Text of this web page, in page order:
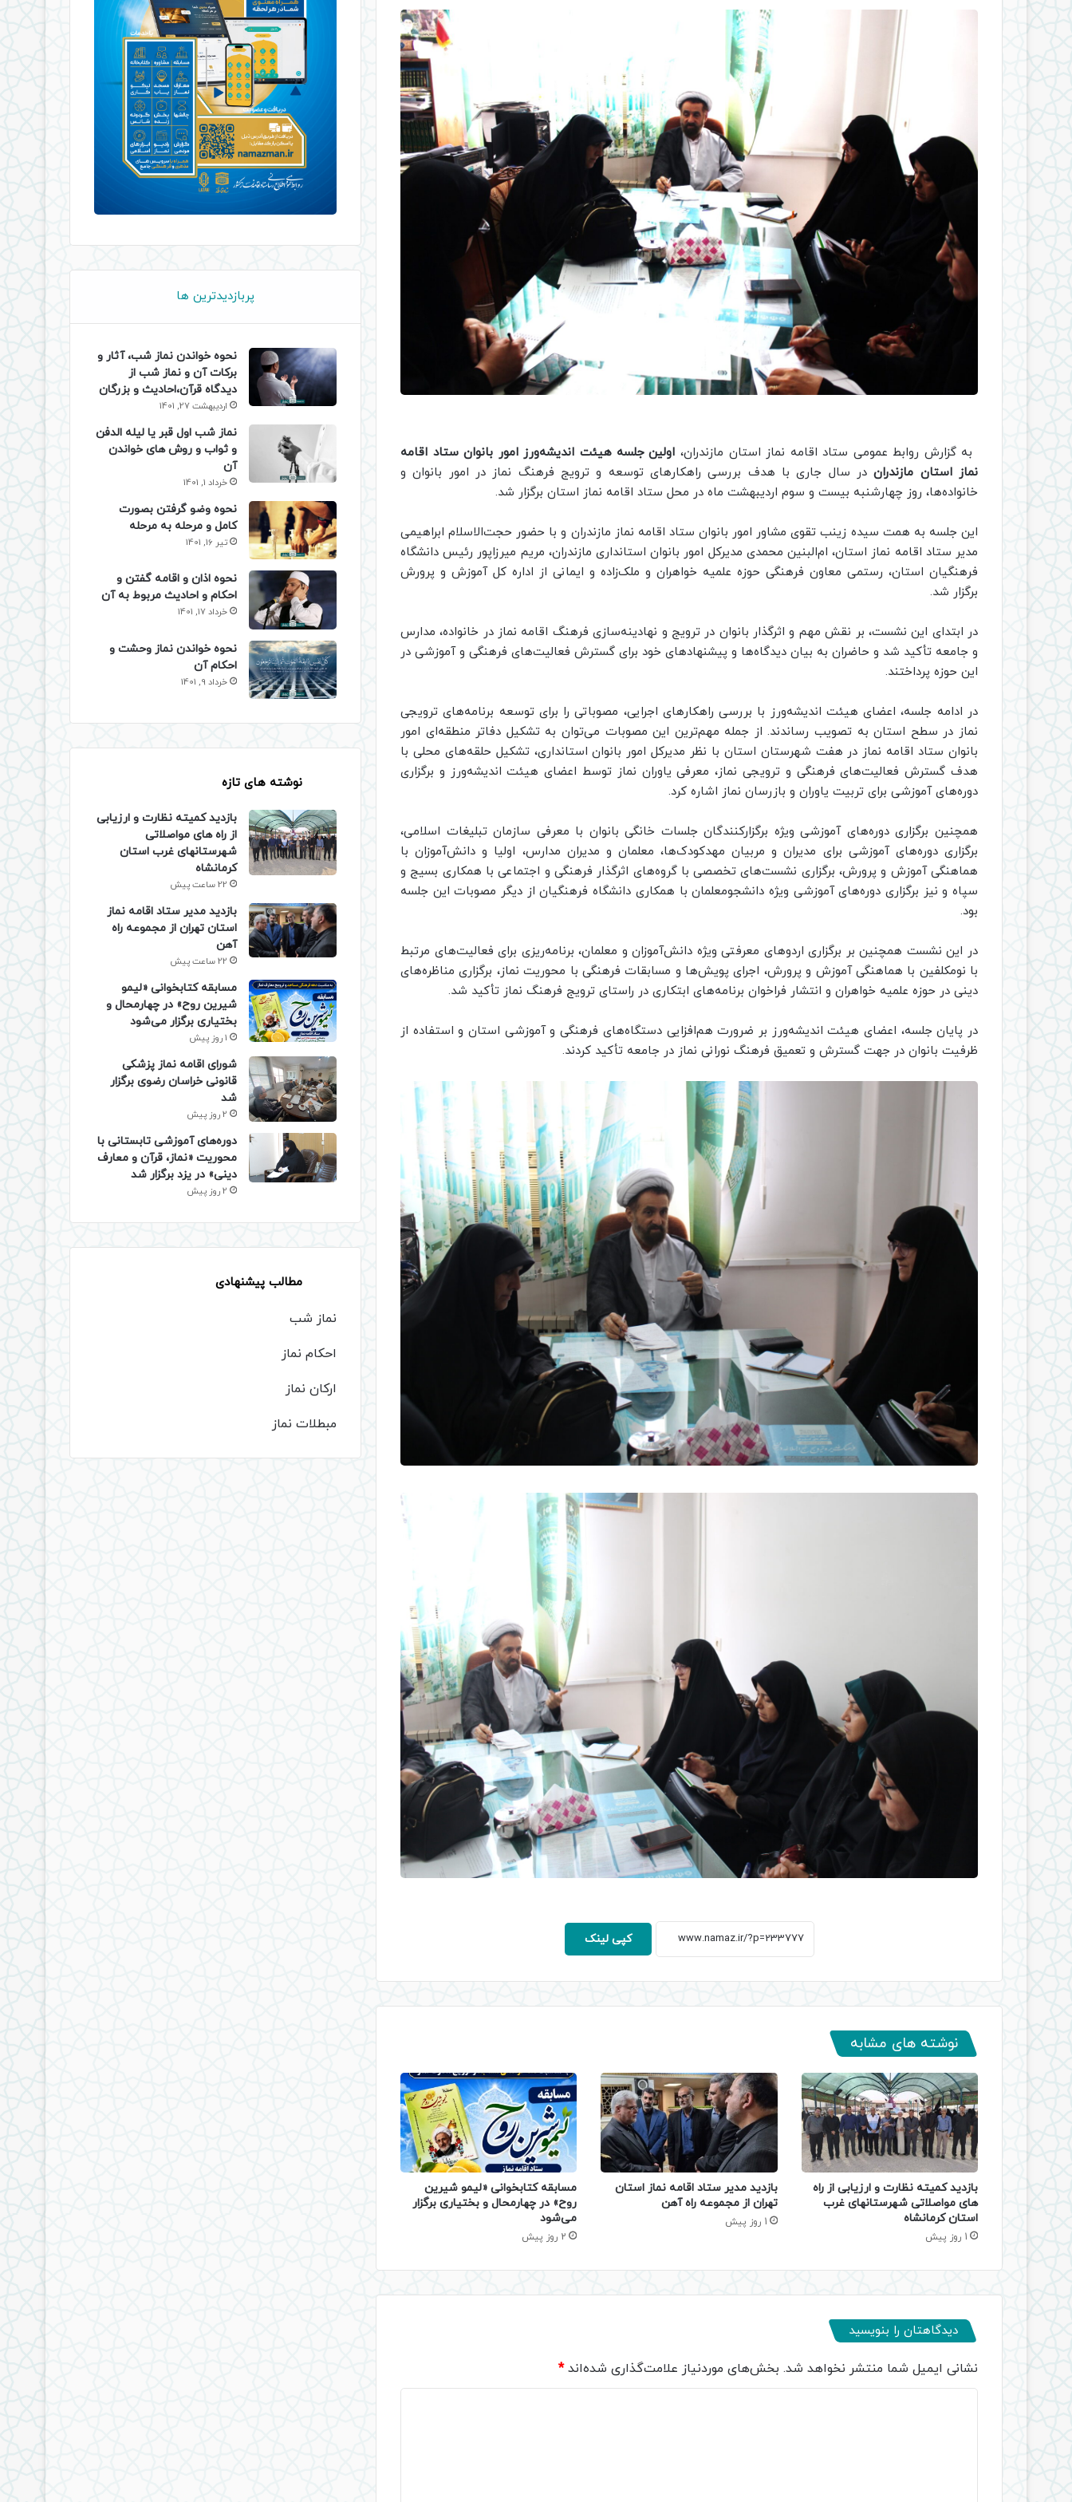
به گزارش روابط عمومی ستاد اقامه نماز استان مازندران، اولین جلسه هیئت اندیشه‌ورز امور بانوان ستاد اقامه
نماز استان مازندراندر سال جاری با هدف بررسی راهکارهای توسعه و ترویج فرهنگ نماز در امور بانوان و
خانواده‌ها، روز چهارشنبه بیست و سوم اردیبهشت ماه در محل ستاد اقامه نماز استان برگزار شد.
این جلسه به همت سیده زینب تقوی مشاور امور بانوان ستاد اقامه نماز مازندران و با حضور حجت‌الاسلام ابراهیمی
مدیر ستاد اقامه نماز استان، ام‌البنین محمدی مدیرکل امور بانوان استانداری مازندران، مریم میرزاپور رئیس دانشگاه
فرهنگیان استان، رستمی معاون فرهنگی حوزه علمیه خواهران و ملک‌زاده و ایمانی از اداره کل آموزش و پرورش
برگزار شد.
در ابتدای این نشست، بر نقش مهم و اثرگذار بانوان در ترویج و نهادینه‌سازی فرهنگ اقامه نماز در خانواده، مدارس
و جامعه تأکید شد و حاضران به بیان دیدگاه‌ها و پیشنهادهای خود برای گسترش فعالیت‌های فرهنگی و آموزشی در
این حوزه پرداختند.
در ادامه جلسه، اعضای هیئت اندیشه‌ورز با بررسی راهکارهای اجرایی، مصوباتی را برای توسعه برنامه‌های ترویجی
نماز در سطح استان به تصویب رساندند. از جمله مهم‌ترین این مصوبات می‌توان به تشکیل دفاتر منطقه‌ای امور
بانوان ستاد اقامه نماز در هفت شهرستان استان با نظر مدیرکل امور بانوان استانداری، تشکیل حلقه‌های محلی با
هدف گسترش فعالیت‌های فرهنگی و ترویجی نماز، معرفی یاوران نماز توسط اعضای هیئت اندیشه‌ورز و برگزاری
دوره‌های آموزشی برای تربیت یاوران و بازرسان نماز اشاره کرد.
همچنین برگزاری دوره‌های آموزشی ویژه برگزارکنندگان جلسات خانگی بانوان با معرفی سازمان تبلیغات اسلامی،
برگزاری دوره‌های آموزشی برای مدیران و مربیان مهدکودک‌ها، معلمان و مدیران مدارس، اولیا و دانش‌آموزان با
هماهنگی آموزش و پرورش، برگزاری نشست‌های تخصصی با گروه‌های اثرگذار فرهنگی و اجتماعی با همکاری بسیج و
سپاه و نیز برگزاری دوره‌های آموزشی ویژه دانشجومعلمان با همکاری دانشگاه فرهنگیان از دیگر مصوبات این جلسه
بود.
در این نشست همچنین بر برگزاری اردوهای معرفتی ویژه دانش‌آموزان و معلمان، برنامه‌ریزی برای فعالیت‌های مرتبط
با نومکلفین با هماهنگی آموزش و پرورش، اجرای پویش‌ها و مسابقات فرهنگی با محوریت نماز، برگزاری مناظره‌های
دینی در حوزه علمیه خواهران و انتشار فراخوان برنامه‌های ابتکاری در راستای ترویج فرهنگ نماز تأکید شد.
در پایان جلسه، اعضای هیئت اندیشه‌ورز بر ضرورت هم‌افزایی دستگاه‌های فرهنگی و آموزشی استان و استفاده از
ظرفیت بانوان در جهت گسترش و تعمیق فرهنگ نورانی نماز در جامعه تأکید کردند.
کپی لینک
نوشته های مشابه
بازدید کمیته نظارت و ارزیابی از راه
های مواصلاتی شهرستانهای غرب
استان کرمانشاه
1 روز پیش
بازدید مدیر ستاد اقامه نماز استان
تهران از مجموعه راه آهن
1 روز پیش
مسابقه کتابخوانی «لیمو شیرین
روح» در چهارمحال و بختیاری برگزار
می‌شود
2 روز پیش
دیدگاهتان را بنویسید
نشانی ایمیل شما منتشر نخواهد شد. بخش‌های موردنیاز علامت‌گذاری شده‌اند*
پربازدیدترین ها
نحوه خواندن نماز شب، آثار و
برکات آن و نماز شب از
دیدگاه قرآن،احادیث و بزرگان
اردیبهشت 27, 1401
نماز شب اول قبر یا لیله الدفن
و ثواب و روش های خواندن
آن
خرداد 1, 1401
نحوه وضو گرفتن بصورت
کامل و مرحله به مرحله
تیر 16, 1401
نحوه اذان و اقامه گفتن و
احکام و احادیث مربوط به آن
خرداد 17, 1401
نحوه خواندن نماز وحشت و
احکام آن
خرداد 9, 1401
نوشته های تازه
بازدید کمیته نظارت و ارزیابی
از راه های مواصلاتی
شهرستانهای غرب استان
کرمانشاه
22 ساعت پیش
بازدید مدیر ستاد اقامه نماز
استان تهران از مجموعه راه
آهن
22 ساعت پیش
مسابقه کتابخوانی «لیمو
شیرین روح» در چهارمحال و
بختیاری برگزار می‌شود
1 روز پیش
شورای اقامه نماز پزشکی
قانونی خراسان رضوی برگزار
شد
2 روز پیش
دوره‌های آموزشی تابستانی با
محوریت «نماز، قرآن و معارف
دینی» در یزد برگزار شد
2 روز پیش
مطالب پیشنهادی
نماز شب
احکام نماز
ارکان نماز
مبطلات نماز